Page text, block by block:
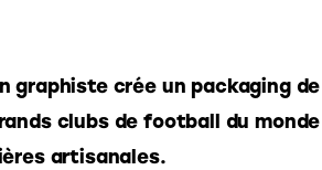
graphiste crée un packaging
clubs de football du
artisanales.